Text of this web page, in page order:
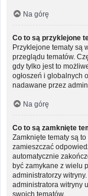
Na górę
Co to są przyklejone
Przyklejone tematy są
przeglądu tematów.
gdy tylko jest to
ogłoszeń i globalnych
nadawane przez
Na górę
Co to są zamknięte
Zamknięte tematy są
zamieszczać
automatycznie
być zamykane z wielu
administratorzy
administratora witryny
swoich tematów.